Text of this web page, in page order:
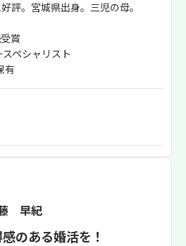
評。宮城県出身。三児の母。
賞
ペシャリスト
有
早紀
のある婚活を！